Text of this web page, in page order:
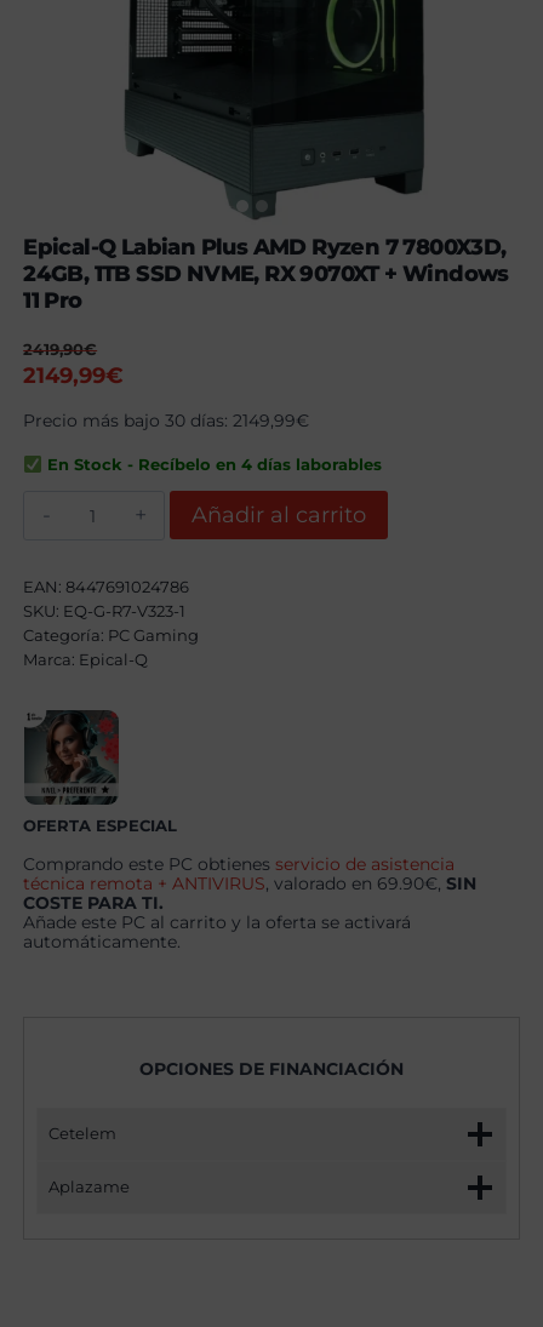
Epical-Q Labian Plus AMD Ryzen 7 7800X3D,
24GB, 1TB SSD NVME, RX 9070XT + Windows
11 Pro
2419,90€
El
original
era:
2419,90€.
2149,99€
actual
es:
Precio más bajo 30 días:2149,99€
En Stock - Recíbelo en 4 días laborables
AMD
Ryzen
7
7800X3D,
24GB,
1TB
NVME,
RX
9070XT
+
Windows
11
Pro
Añadir al carrito
EAN:8447691024786
SKU: EQ-G-R7-V323-1
Categoría: PC Gaming
Marca: Epical-Q
OFERTA ESPECIAL
Comprando este PC obtienes servicio de asistencia
técnica remota + ANTIVIRUS, valorado en 69.90€,SIN
COSTE PARA TI.
Añade este PC al carrito y la oferta se activará
automáticamente.
OPCIONES DE FINANCIACIÓN
Cetelem
Aplazame